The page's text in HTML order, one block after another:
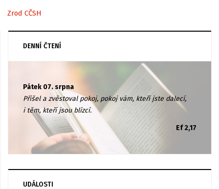
Zrod CČSH
DENNÍ ČTENÍ
Pátek 07. srpna
Přišel a zvěstoval pokoj, pokoj vám, kteří jste dalecí,
i těm, kteří jsou blízcí.
Ef 2,17
UDÁLOSTI